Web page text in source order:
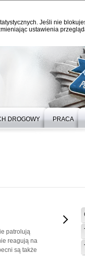
Jeśli nie
ustawienia
DROGOWY PRACA
patrolują
reagują na
są także